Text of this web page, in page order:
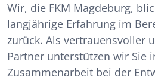
Wir, die FKM Magdeburg,
langjährige Erfahrung im
zurück. Als vertrauensvoller
Partner unterstützen wir Sie
Zusammenarbeit bei der